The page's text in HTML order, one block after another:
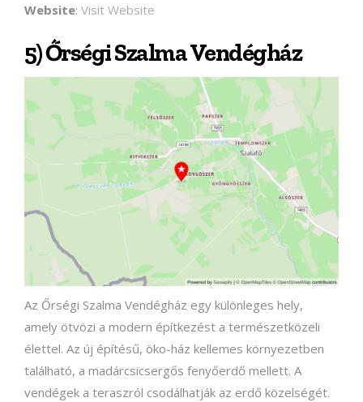
Website: Visit Website
5) Őrségi Szalma Vendégház
Az Őrségi Szalma Vendégház egy különleges hely,
amely ötvözi a modern építkezést a természetközeli
élettel. Az új építésű, öko-ház kellemes környezetben
található, a madárcsicsergős fenyőerdő mellett. A
vendégek a teraszról csodálhatják az erdő közelségét.